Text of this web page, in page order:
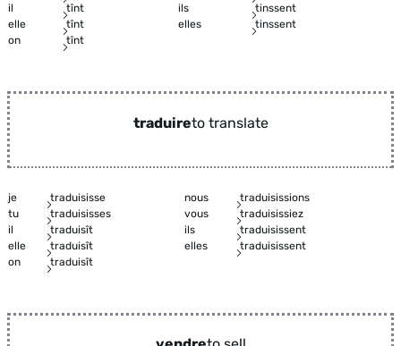
il
tînt ils
tinssent
elle
tînt elles
tinssent
on
tînt
traduireto translate
je traduisisse nous
traduisissions
tu
traduisisses vous
traduisissiez
il
traduisît ils
traduisissent
elle
traduisît elles
traduisissent
on
traduisît